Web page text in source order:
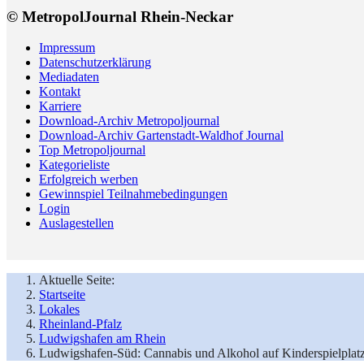
© MetropolJournal Rhein-Neckar
Impressum
Datenschutzerklärung
Mediadaten
Kontakt
Karriere
Download-Archiv Metropoljournal
Download-Archiv Gartenstadt-Waldhof Journal
Top Metropoljournal
Kategorieliste
Erfolgreich werben
Gewinnspiel Teilnahmebedingungen
Login
Auslagestellen
Aktuelle Seite:
Startseite
Lokales
Rheinland-Pfalz
Ludwigshafen am Rhein
Ludwigshafen-Süd: Cannabis und Alkohol auf